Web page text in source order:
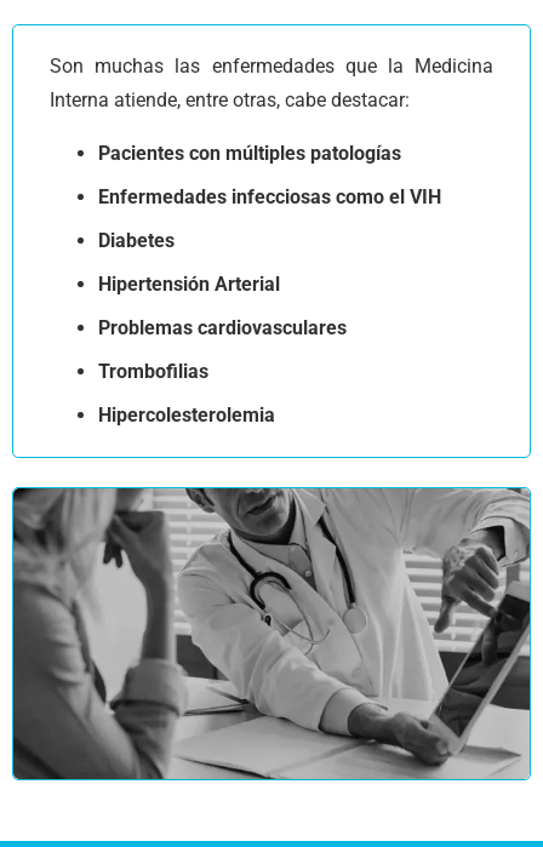
Son muchas las enfermedades que la Medicina
Interna atiende, entre otras, cabe destacar:
Pacientes con múltiples patologías
Enfermedades infecciosas como el VIH
Diabetes
Hipertensión Arterial
Problemas cardiovasculares
Trombofilias
Hipercolesterolemia